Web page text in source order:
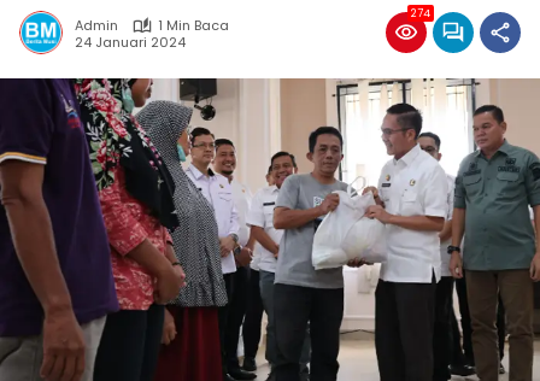
Admin
1 Min Baca
24 Januari 2024
274